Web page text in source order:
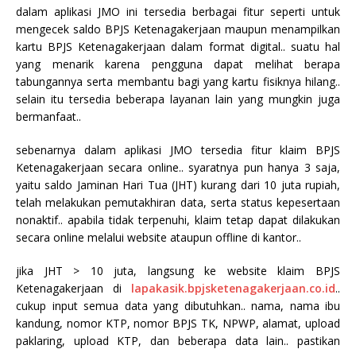
dalam aplikasi JMO ini tersedia berbagai fitur seperti untuk
mengecek saldo BPJS Ketenagakerjaan maupun menampilkan
kartu BPJS Ketenagakerjaan dalam format digital.. suatu hal
yang menarik karena pengguna dapat melihat berapa
tabungannya serta membantu bagi yang kartu fisiknya hilang..
selain itu tersedia beberapa layanan lain yang mungkin juga
bermanfaat..
sebenarnya dalam aplikasi JMO tersedia fitur klaim BPJS
Ketenagakerjaan secara online.. syaratnya pun hanya 3 saja,
yaitu saldo Jaminan Hari Tua (JHT) kurang dari 10 juta rupiah,
telah melakukan pemutakhiran data, serta status kepesertaan
nonaktif.. apabila tidak terpenuhi, klaim tetap dapat dilakukan
secara online melalui website ataupun offline di kantor..
jika JHT > 10 juta, langsung ke website klaim BPJS
Ketenagakerjaan di lapakasik.bpjsketenagakerjaan.co.id..
cukup input semua data yang dibutuhkan.. nama, nama ibu
kandung, nomor KTP, nomor BPJS TK, NPWP, alamat, upload
paklaring, upload KTP, dan beberapa data lain.. pastikan